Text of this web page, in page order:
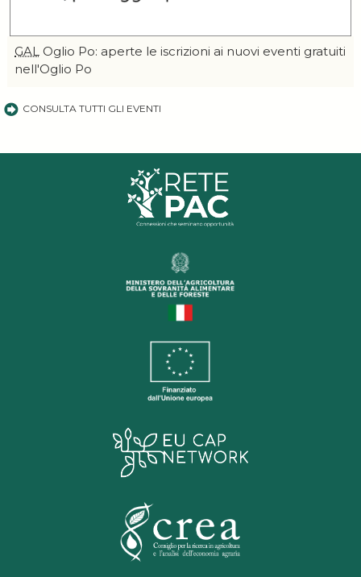
GAL Oglio Po: aperte le iscrizioni ai nuovi eventi gratuiti
nell'Oglio Po
CONSULTA TUTTI GLI EVENTI